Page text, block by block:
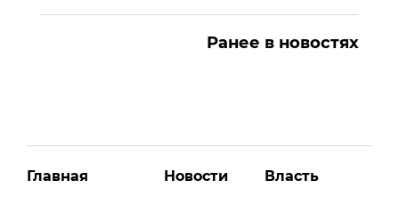
Ранее в новостях
Главная Новости Власть